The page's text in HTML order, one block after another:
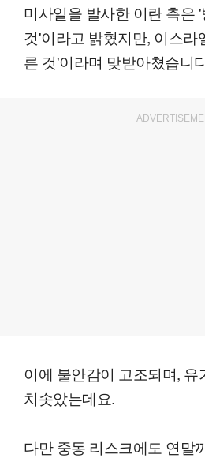
미사일을 발사한 이란 측은
것'이라고 밝혔지만, 이스라
른 것'이라며 맞받아쳤습니
이에 불안감이 고조되며, 유
치솟았는데요.
다만 중동 리스크에도 연말